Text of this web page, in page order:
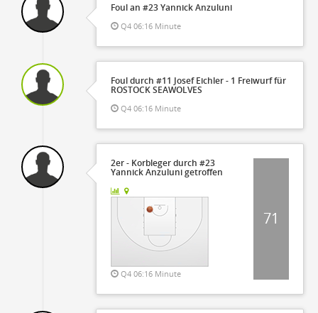
Foul an #23 Yannick Anzuluni
Q4 06:16 Minute
Foul durch #11 Josef Eichler - 1 Freiwurf für
ROSTOCK SEAWOLVES
Q4 06:16 Minute
2er - Korbleger durch #23
Yannick Anzuluni getroffen
Q4 06:16 Minute
71